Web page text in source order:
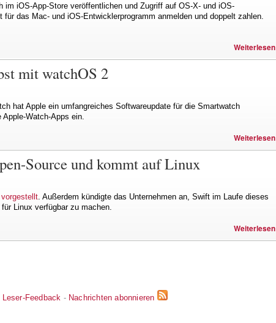
iOS-App-Store veröffentlichen und Zugriff auf OS-X- und iOS-
das Mac- und iOS-Entwicklerprogramm anmelden und doppelt zahlen.
Weiterlesen
mit watchOS 2
hat Apple ein umfangreiches Softwareupdate für die Smartwatch
Watch-Apps ein.
Weiterlesen
Source und kommt auf Linux
. Außerdem kündigte das Unternehmen an, Swift im Laufe dieses
Linux verfügbar zu machen.
Weiterlesen
Leser-Feedback - Nachrichten abonnieren